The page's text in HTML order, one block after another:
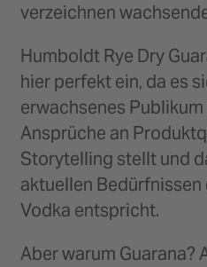
verzeichnen
Humboldt Rye Dry
hier perfekt ein, da es
erwachsenes
Ansprüche an
Storytelling stellt und
aktuellen
Vodka entspricht.
Aber warum Guarana?